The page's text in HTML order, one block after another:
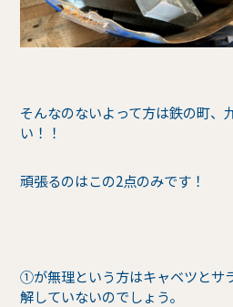
そんなのないよって方は鉄の町、
い！！
頑張るのはこの2点のみです！
➀が無理という方はキャベツとサ
解していないのでしょう。